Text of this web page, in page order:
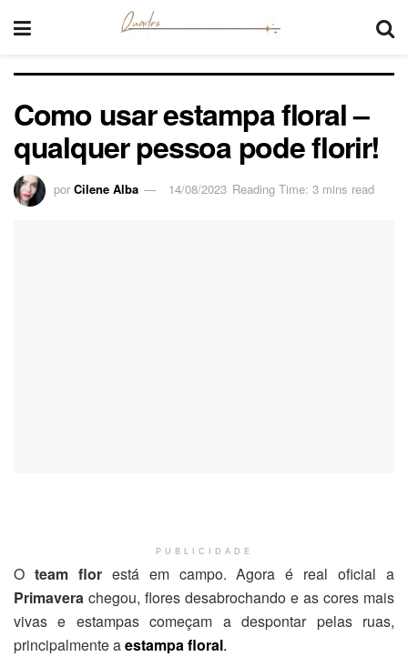
Como usar estampa floral –
qualquer pessoa pode florir!
por Cilene Alba 14/08/2023 Reading Time: 3 mins read
PUBLICIDADE
O team florestá em campo. Agora é real oficial a
Primavera chegou, flores desabrochando e as cores mais
vivas e estampas começam a despontar pelas ruas,
principalmente aestampa floral.